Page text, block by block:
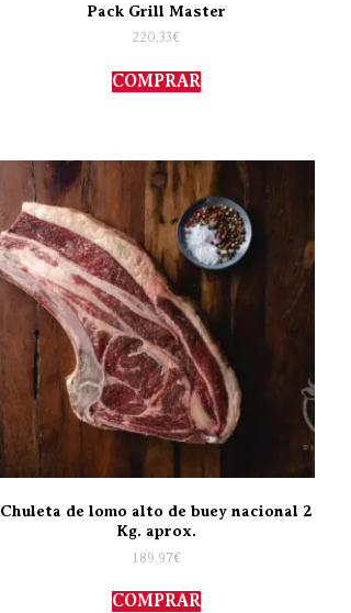
Pack Grill Master
220,33€
COMPRAR
Chuleta de lomo alto de buey nacional 2
Kg. aprox.
189,97€
COMPRAR